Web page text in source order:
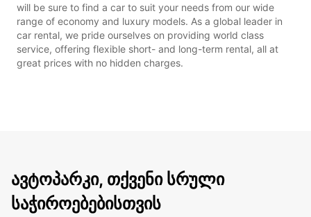
will be sure to find a car to suit your needs from our wide
range of economy and luxury models. As a global leader in
car rental, we pride ourselves on providing world class
service, offering flexible short- and long-term rental, all at
great prices with no hidden charges.
ავტოპარკი, თქვენი სრული
საჭიროებებისთვის